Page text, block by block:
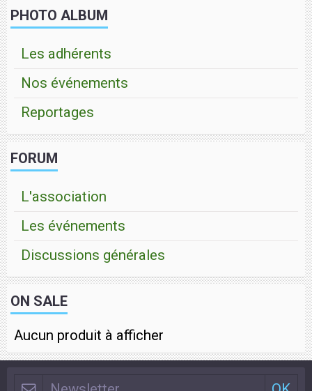
PHOTO ALBUM
Les adhérents
Nos événements
Reportages
FORUM
L'association
Les événements
Discussions générales
ON SALE
Aucun produit à afficher